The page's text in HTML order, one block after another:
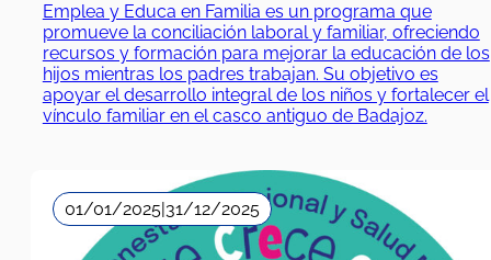
Emplea y Educa en Familia es un programa que
promueve la conciliación laboral y familiar, ofreciendo
recursos y formación para mejorar la educación de los
hijos mientras los padres trabajan. Su objetivo es
apoyar el desarrollo integral de los niños y fortalecer el
vínculo familiar en el casco antiguo de Badajoz.
01/01/2025 31/12/2025